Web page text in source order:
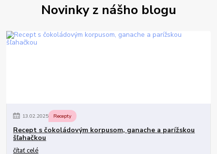
Novinky z nášho blogu
13.02.2025 Recepty
Recept s čokoládovým korpusom, ganache a parížskou
šľahačkou
čítať celé